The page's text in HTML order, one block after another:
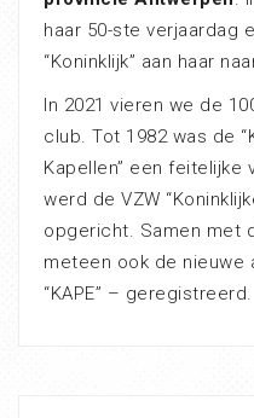
haar 50-ste verjaardag
“Koninklijk” aan haar
In 2021 vieren we de
club. Tot 1982 was de
Kapellen” een feitelijke
werd de VZW
opgericht. Samen met
meteen ook de nieuwe
“KAPE” – geregistreerd.